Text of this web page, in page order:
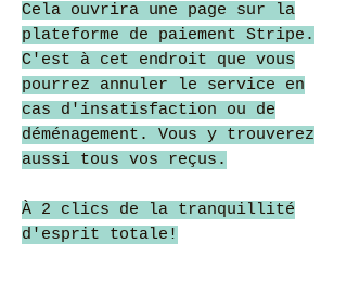
Cela ouvrira une page sur la
plateforme de paiement Stripe.
C'est à cet endroit que vous
pourrez annuler le service en
cas d'insatisfaction ou de
déménagement. Vous y trouverez
aussi tous vos reçus.
À 2 clics de la tranquillité
d'esprit totale!